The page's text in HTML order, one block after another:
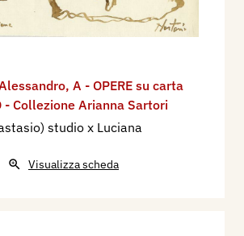
, A - OPERE su carta
- Collezione Arianna Sartori
studio x Luciana
Visualizza scheda